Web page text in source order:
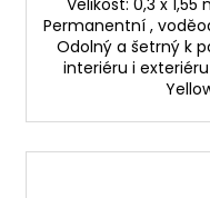
Permanentní ,
Odolný a šetrný k
interiéru i